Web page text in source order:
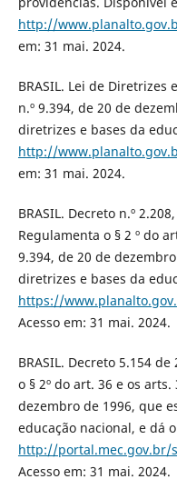
http://
em: 31 mai. 2024.
BRASIL. Lei de Diretrizes
n.º 9.394, de 20 de
diretrizes e bases da
http://
em: 31 mai. 2024.
BRASIL. Decreto n.º
Regulamenta o § 2 º do
9.394, de 20 de
diretrizes e bases da
https://
Acesso em: 31 mai. 2024.
BRASIL. Decreto 5.154
o § 2º do art. 36 e os
dezembro de 1996, que
educação nacional, e dá
http://portal.mec.gov.br/
Acesso em: 31 mai. 2024.